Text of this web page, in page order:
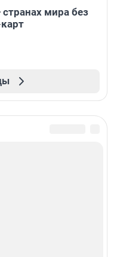
мира без